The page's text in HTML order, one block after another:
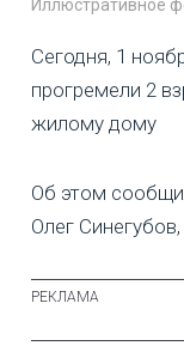
Иллюстративное
Сегодня, 1
прогремели 2
жилому дому
Об этом
Олег